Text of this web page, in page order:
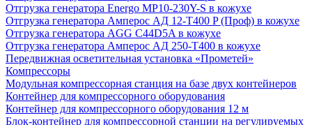
Отгрузка генератора Energo MP10-230Y-S в кожухе
Отгрузка генератора Амперос АД 12-Т400 P (Проф) в кожухе
Отгрузка генератора AGG C44D5A в кожухе
Отгрузка генератора Амперос АД 250-Т400 в кожухе
Передвижная осветительная установка «Прометей»
Компрессоры
Модульная компрессорная станция на базе двух контейнеров
Контейнер для компрессорного оборудования
Контейнер для компрессорного оборудования 12 м
Блок-контейнер для компрессорной станции на регулируемых